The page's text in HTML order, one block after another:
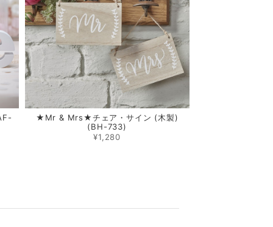
★Mr & Mrs★チェア・サイン (木製)
(BH-733)
¥1,280